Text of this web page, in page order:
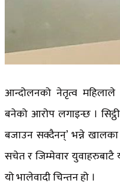
आन्दोलनको नेतृत्व महिलाले
बनेको आरोप लगाइन्छ ।
बजाउन सक्दैनन्’ भन्ने
सचेत र जिम्मेवार युवाहरुबाटै
यो भालेवादी चिन्तन हो ।